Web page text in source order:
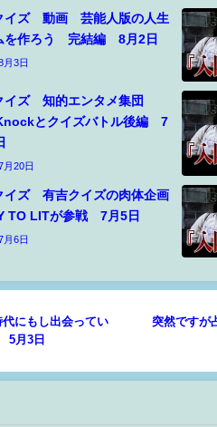
イズ 動画 芸能人版の人生
を作ろう 完結編 8月2日
月3日
イズ 知的エンタメ集団
とクイズバトル後編 7
月20日
イズ 有吉クイズの肉体企画
TO LITが参戦 7月5日
月6日
にもし出会ってい
5月3日
突然です